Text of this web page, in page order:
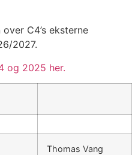
C4’s eksterne
2027.
og 2025 her.
Thomas Vang